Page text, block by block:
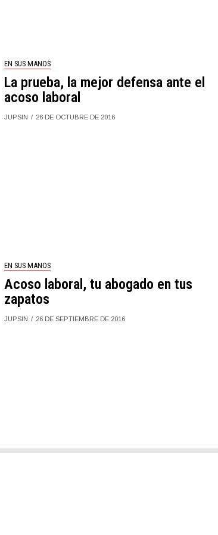
EN SUS MANOS
La prueba, la mejor defensa ante el
acoso laboral
JUPSIN 26 DE OCTUBRE DE 2016
EN SUS MANOS
Acoso laboral, tu abogado en tus
zapatos
JUPSIN 26 DE SEPTIEMBRE DE 2016